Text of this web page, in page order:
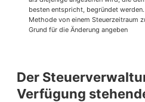
besten entspricht, begründet
Methode von einem Steuerzeitraum
Grund für die Änderung angeben
Der
Verfügung